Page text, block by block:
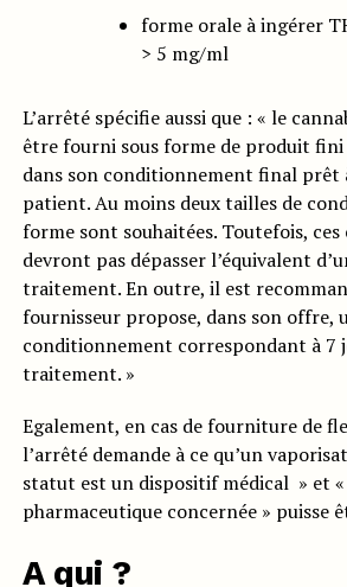
forme orale à ingérer
> 5 mg/ml
L’arrêté spécifie aussi que : « le
être fourni sous forme de produit
dans son conditionnement final prêt
patient. Au moins deux tailles de
forme sont souhaitées. Toutefois,
devront pas dépasser l’équivalent
traitement. En outre, il est
fournisseur propose, dans son offre,
conditionnement correspondant à 7
traitement. »
Egalement, en cas de fourniture de
l’arrêté demande à ce qu’un
statut est un dispositif médical » et
pharmaceutique concernée » puisse
A qui ?